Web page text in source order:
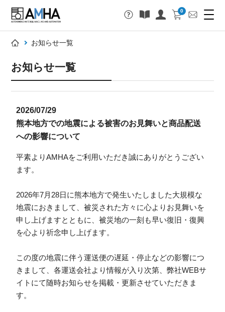
0
お知らせ一覧
お知らせ一覧
2026/07/29
熊本地方での地震による被害のお見舞いと商品配送
への影響について
平素よりAMHAをご利用いただき誠にありがとうござい
ます。
2026年7月28日に熊本地方で発生いたしました大規模な
地震におきまして、被災された方々に心よりお見舞いを
申し上げますとともに、被災地の一刻も早い復旧・復興
を心より祈念申し上げます。
この度の地震に伴う運送便の遅延・停止などの影響につ
きまして、各運送会社より情報が入り次第、弊社WEBサ
イトにて随時お知らせを掲載・更新させていただきま
す。